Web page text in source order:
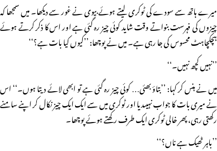
میرے ہاتھ سے سودے کی ٹوکری لیتے ہوئے بیوی نے غور سے دیکھا۔ میں سمجھا کہ
چیزوں کی فہرست بنواتے وقت شاید کوئی چیز رہ گئی ہے اور اس کا ذکر کرتے ہوئے
ہچکچاہٹ محسوس کی جا رہی ہے۔ میں نے پوچھا: ’’کیوں کیا بات ہے؟‘‘
’’نہیں کچھ نہیں۔‘‘
میں نے ہنس کر کہا: ’’بتاؤ بھئی… کوئی چیز رہ گئی ہے تو ابھی لائے دیتا ہوں۔‘‘ اس
نے میری بات کا جواب نہیںدیا اور ٹوکری میں سے ایک ایک چیز نکال کر اپنے سامنے
رکھتی رہی، پھر خالی ٹوکری ایک طرف رکھتے ہوئے پوچھا۔
’’باہر ٹھیک ہے ناں؟‘‘